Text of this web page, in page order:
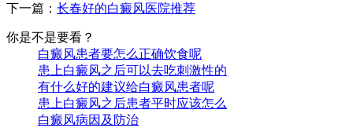
下一篇： 长春好的白癜风医院推荐
你是不是要看？
白癜风患者要怎么正确饮食呢
患上白癜风之后可以去吃刺激性的
有什么好的建议给白癜风患者呢
患上白癜风之后患者平时应该怎么
白癜风病因及防治